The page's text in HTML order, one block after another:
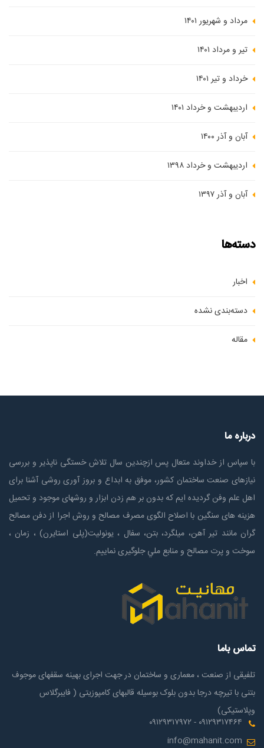
مرداد و شهریور ۱۴۰۱
تیر و مرداد ۱۴۰۱
خرداد و تیر ۱۴۰۱
اردیبهشت و خرداد ۱۴۰۱
آبان و آذر ۱۴۰۰
اردیبهشت و خرداد ۱۳۹۸
آبان و آذر ۱۳۹۷
دسته‌ها
اخبار
دسته‌بندی نشده
مقاله
درباره ما
با سپاس از خداوند متعال پس ازچندين سال تلاش خستگی ناپذير و بررسی
نیازهای صنعت ساختمان كشور، موفق به ابداع و بروز آوری روشی آشنا برای
اهل علم وفن گردیده ایم که بدون بر هم زدن ابزار و روشهای موجود و تحمیل
هزینه های سنگین با اصلاح الگوی مصرف مصالح و روش اجرا از دفن مصالح
گران مانند تیر آهن، میلگرد، بتن، سفال ، یونولیت(پلی استايرن) ، زمان ،
سوخت و پرت مصالح و منابع ملي جلوگیری نماییم.
تماس باما
تلفیقی از صنعت ، معماری و ساختمان در جهت اجرای بهینه سقفهای موجوف
بتنی با تیرچه درجا بدون بلوک بوسیله قالبهای کامپوزیتی ( فایبرگلاس
وپلاستیکی)
۰۹۱۲۹۳۱۷۴۶۴ - ۰۹۱۲۹۳۱۷۹۷۲
info@mahanit.com